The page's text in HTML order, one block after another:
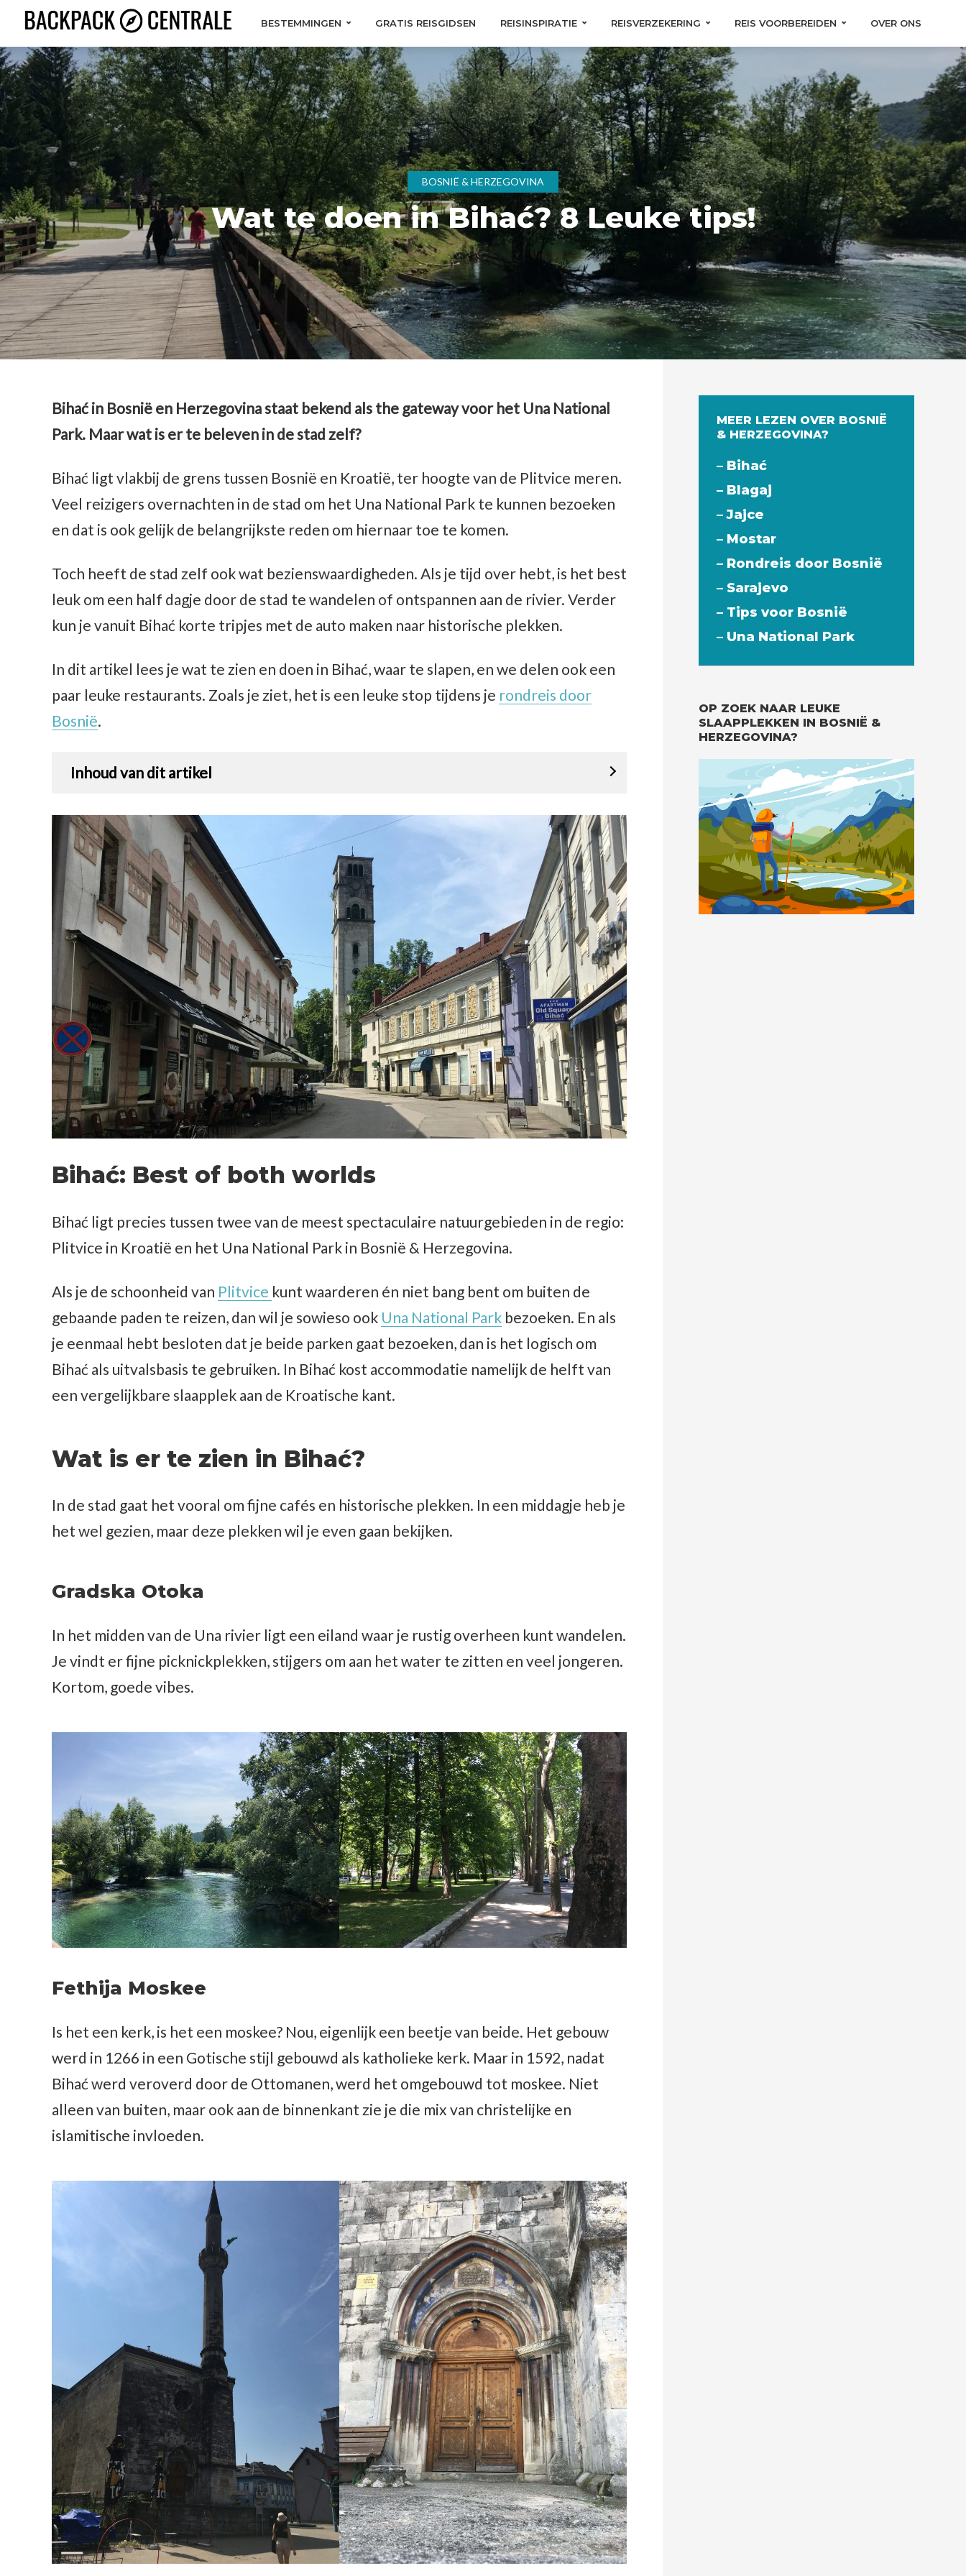
BESTEMMINGEN GRATIS REISGIDSEN REISINSPIRATIE REISVERZEKERING REIS VOORBEREIDEN OVER ONS
BOSNIË & HERZEGOVINA
Wat te doen in Bihać? 8 Leuke tips!
Bihać in Bosnië en Herzegovina staat bekend als the gateway voor het Una National
Park. Maar wat is er te beleven in de stad zelf?
Bihać ligt vlakbij de grens tussen Bosnië en Kroatië, ter hoogte van de Plitvice meren.
Veel reizigers overnachten in de stad om het Una National Park te kunnen bezoeken
en dat is ook gelijk de belangrijkste reden om hiernaar toe te komen.
Toch heeft de stad zelf ook wat bezienswaardigheden. Als je tijd over hebt, is het best
leuk om een half dagje door de stad te wandelen of ontspannen aan de rivier. Verder
kun je vanuit Bihać korte tripjes met de auto maken naar historische plekken.
In dit artikel lees je wat te zien en doen in Bihać, waar te slapen, en we delen ook een
paar leuke restaurants. Zoals je ziet, het is een leuke stop tijdens je rondreis door
Bosnië.
Inhoud van dit artikel
Bihać: Best of both worlds
Bihać ligt precies tussen twee van de meest spectaculaire natuurgebieden in de regio:
Plitvice in Kroatië en het Una National Park in Bosnië & Herzegovina.
Als je de schoonheid van Plitvice kunt waarderen én niet bang bent om buiten de
gebaande paden te reizen, dan wil je sowieso ook Una National Park bezoeken. En als
je eenmaal hebt besloten dat je beide parken gaat bezoeken, dan is het logisch om
Bihać als uitvalsbasis te gebruiken. In Bihać kost accommodatie namelijk de helft van
een vergelijkbare slaapplek aan de Kroatische kant.
Wat is er te zien in Bihać?
In de stad gaat het vooral om fijne cafés en historische plekken. In een middagje heb je
het wel gezien, maar deze plekken wil je even gaan bekijken.
Gradska Otoka
In het midden van de Una rivier ligt een eiland waar je rustig overheen kunt wandelen.
Je vindt er fijne picknickplekken, stijgers om aan het water te zitten en veel jongeren.
Kortom, goede vibes.
Fethija Moskee
Is het een kerk, is het een moskee? Nou, eigenlijk een beetje van beide. Het gebouw
werd in 1266 in een Gotische stijl gebouwd als katholieke kerk. Maar in 1592, nadat
Bihać werd veroverd door de Ottomanen, werd het omgebouwd tot moskee. Niet
alleen van buiten, maar ook aan de binnenkant zie je die mix van christelijke en
islamitische invloeden.
MEER LEZEN OVER BOSNIË
& HERZEGOVINA?
– Bihać
– Blagaj
– Jajce
– Mostar
– Rondreis door Bosnië
– Sarajevo
– Tips voor Bosnië
– Una National Park
OP ZOEK NAAR LEUKE
SLAAPPLEKKEN IN BOSNIË &
HERZEGOVINA?